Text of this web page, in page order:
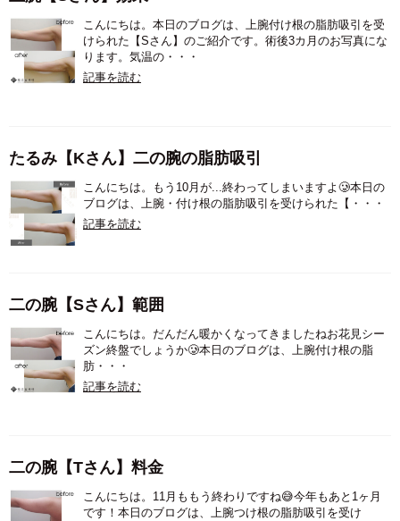
こんにちは。本日のブログは、上腕付け根の脂肪吸引を受
けられた【Sさん】のご紹介です。術後3カ月のお写真にな
ります。気温の・・・
記事を読む
たるみ【Kさん】二の腕の脂肪吸引
こんにちは。もう10月が...終わってしまいますよ🥲本日の
ブログは、上腕・付け根の脂肪吸引を受けられた【・・・
記事を読む
二の腕【Sさん】範囲
こんにちは。だんだん暖かくなってきましたねお花見シー
ズン終盤でしょうか🥲本日のブログは、上腕付け根の脂
肪・・・
記事を読む
二の腕【Tさん】料金
こんにちは。11月ももう終わりですね😅今年もあと1ヶ月
です！本日のブログは、上腕つけ根の脂肪吸引を受け